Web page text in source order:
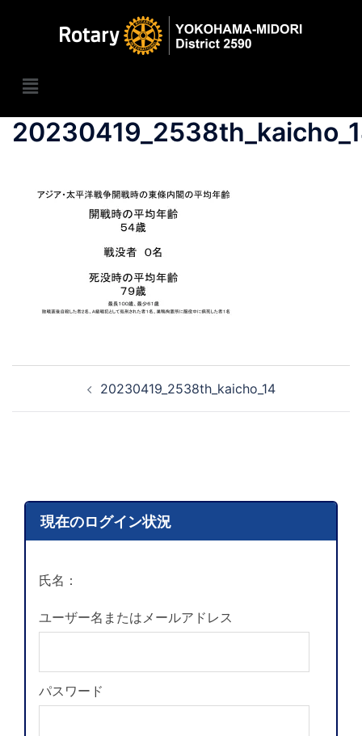
20230419_2538th_kaicho_14
現在のログイン状況
氏名：
ユーザー名またはメールアドレス
パスワード